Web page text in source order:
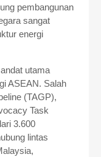
pembangunan
sangat
energi
utama
ASEAN. Salah
(TAGP),
Task
3.600
lintas